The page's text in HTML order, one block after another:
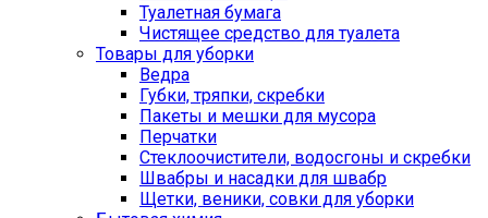
Туалетная бумага
Чистящее средство для туалета
Товары для уборки
Ведра
Губки, тряпки, скребки
Пакеты и мешки для мусора
Перчатки
Стеклоочистители, водосгоны и скребки
Швабры и насадки для швабр
Щетки, веники, совки для уборки